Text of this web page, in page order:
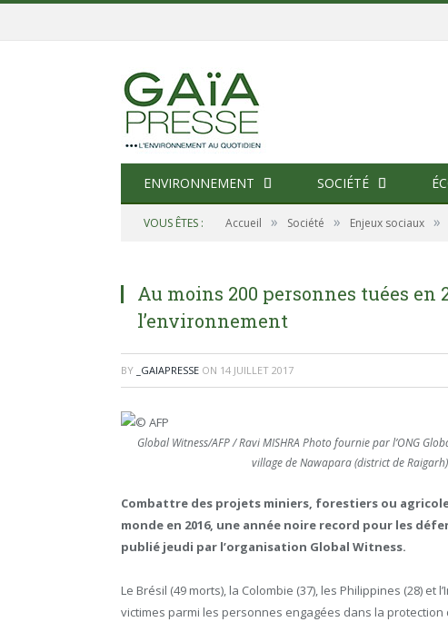
ENVIRONNEMENT SOCIÉTÉ
VOUS ÊTES : Accueil » Société » Enjeux sociaux »
Au moins 200 personnes tuées
l’environnement
BY _GAIAPRESSE ON 14 JUILLET 2017
Global Witness/AFP / Ravi MISHRA Photo fournie par l’ONG
village de Nawapara (district de
Combattre des projets miniers, forestiers ou
monde en 2016, une année noire record pour les
publié jeudi par l’organisation Global Witness.
Le Brésil (49 morts), la Colombie (37), les Philippines (28) et
victimes parmi les personnes engagées dans la